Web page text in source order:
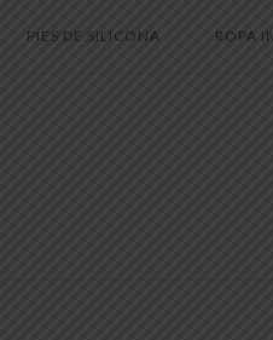
PIES DE SILICONA ROPA